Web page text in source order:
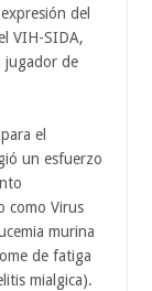
del
VIH-SIDA,
jugador de
el
un esfuerzo
como Virus
murina
de fatiga
mialgica).